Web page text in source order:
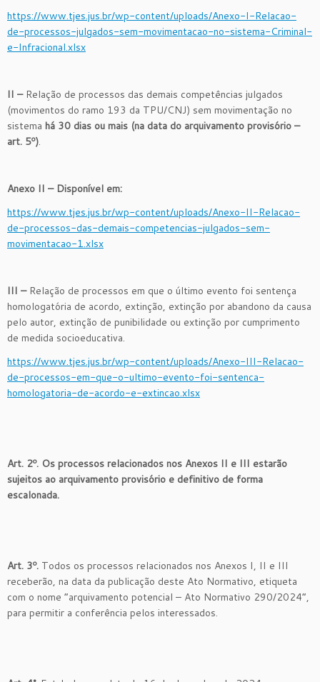
https://www.tjes.jus.br/wp-content/uploads/Anexo-I-Relacao-
de-processos-julgados-sem-movimentacao-no-sistema-Criminal-
e-Infracional.xlsx
II –Relação de processos das demais competências julgados
(movimentos do ramo 193 da TPU/CNJ) sem movimentação no
sistema há 30 dias ou mais (na data do arquivamento provisório –
art. 5º).
Anexo II – Disponível em:
https://www.tjes.jus.br/wp-content/uploads/Anexo-II-Relacao-
de-processos-das-demais-competencias-julgados-sem-
movimentacao-1.xlsx
III –Relação de processos em que o último evento foi sentença
homologatória de acordo, extinção, extinção por abandono da causa
pelo autor, extinção de punibilidade ou extinção por cumprimento
de medida socioeducativa.
https://www.tjes.jus.br/wp-content/uploads/Anexo-III-Relacao-
de-processos-em-que-o-ultimo-evento-foi-sentenca-
homologatoria-de-acordo-e-extincao.xlsx
Art. 2º. Os processos relacionados nos Anexos II e III estarão
sujeitos ao arquivamento provisório e definitivo de forma
escalonada.
Art. 3º. Todos os processos relacionados nos Anexos I, II e III
receberão, na data da publicação deste Ato Normativo, etiqueta
com o nome “arquivamento potencial – Ato Normativo 290/2024”,
para permitir a conferência pelos interessados.